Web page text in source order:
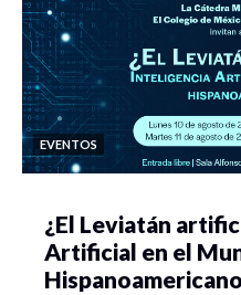
EVENTOS
¿El Leviatán
Artificial en el
Hispanoamericano